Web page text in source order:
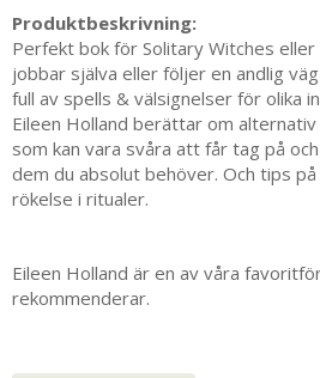
Produktbeskrivning:
Perfekt bok för Solitary Witches
jobbar själva eller följer en andlig
full av spells & välsignelser för olika
Eileen Holland berättar om
som kan vara svåra att får tag på
dem du absolut behöver. Och tips på
rökelse i ritualer.
Eileen Holland är en av våra
rekommenderar.